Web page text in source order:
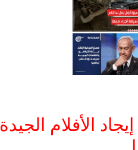
الأفلام الجيدة